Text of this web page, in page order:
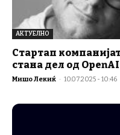
АКТУЕЛНО
Стартап
стана дел од OpenAI
Мишо Лекиќ - 10.07.2025 - 10:46